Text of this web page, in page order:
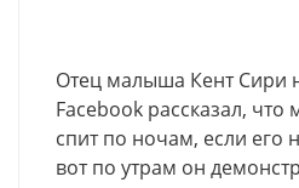
Отец малыша Кент Сири
Facebook рассказал,
спит по ночам, если его
вот по утрам он